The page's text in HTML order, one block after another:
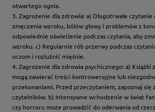
otwartego ognia.
3. Zagrożenie dla zdrowia: a) Długotrwałe
zmęczenia wzroku, bólów głowy i problemów z
odpowiednie oświetlenie podczas czytania, aby
wzroku. c) Regularnie rób przerwy podczas
oczom i rozluźnić mięśnie.
4. Zagrożenie dla zdrowia psychicznego: a)
mogą zawierać treści kontrowersyjne lub
przekonaniami. Przed przeczytaniem, zapoznaj się
czytelników. b) Intensywne wchodzenie w świat
czy horroru może prowadzić do oderwania od